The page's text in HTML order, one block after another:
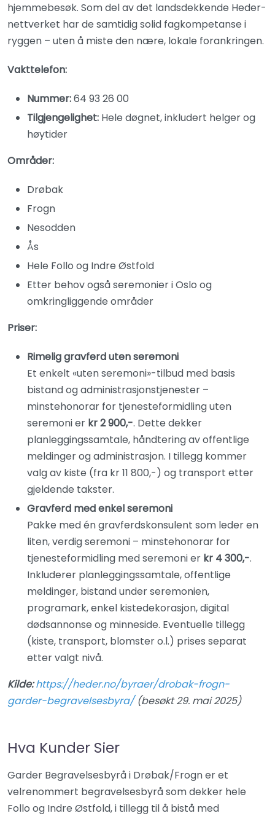
hjemmebesøk. Som del av det landsdekkende Heder-
nettverket har de samtidig solid fagkompetanse i
ryggen – uten å miste den nære, lokale forankringen.
Vakttelefon:
Nummer:64 93 26 00
Tilgjengelighet: Hele døgnet, inkludert helger og
høytider
Områder:
Drøbak
Frogn
Nesodden
Ås
Hele Follo og Indre Østfold
Etter behov også seremonier i Oslo og
omkringliggende områder
Priser:
Rimelig gravferd uten seremoni
Et enkelt «uten seremoni»-tilbud med basis
bistand og administrasjons­tjenester –
minstehonorar for tjenesteformidling uten
seremoni er kr 2 900,-. Dette dekker
planleggings­samtale, håndtering av offentlige
meldinger og administrasjon. I tillegg kommer
valg av kiste (fra kr 11 800,-) og transport etter
gjeldende takster.
Gravferd med enkel seremoni
Pakke med én gravferdskonsulent som leder en
liten, verdig seremoni – minstehonorar for
tjenesteformidling med seremoni er kr 4 300,-.
Inkluderer planleggings­samtale, offentlige
meldinger, bistand under seremonien,
programark, enkel kistedekorasjon, digital
dødsannonse og minneside. Eventuelle tillegg
(kiste, transport, blomster o.l.) prises separat
etter valgt nivå.
Kilde: https://heder.no/byraer/drobak-frogn-
garder-begravelsesbyra/(besøkt 29. mai 2025)
Hva Kunder Sier
Garder Begravelsesbyrå i Drøbak/Frogn er et
velrenommert begravelsesbyrå som dekker hele
Follo og Indre Østfold, i tillegg til å bistå med